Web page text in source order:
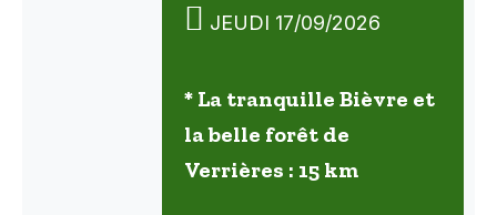
JEUDI 17/09/2026
* La tranquille Bièvre et
la belle forêt de
Verrières : 15 km